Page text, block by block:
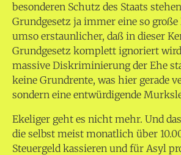
besonderen Schutz des Staats
Grundgesetz ja immer eine so
umso erstaunlicher, daß in dieser
Grundgesetz komplett ignoriert
massive Diskriminierung der Ehe
keine Grundrente, was hier gerade
sondern eine entwürdigende
Ekeliger geht es nicht mehr. Und
die selbst meist monatlich über
Steuergeld kassieren und für Asyl